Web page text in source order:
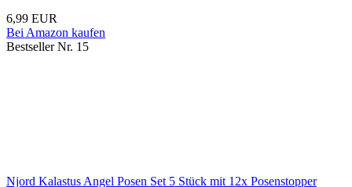
6,99 EUR
Bei Amazon kaufen
Bestseller Nr. 15
Njord Kalastus Angel Posen Set 5 Stück mit 12x Posenstopper